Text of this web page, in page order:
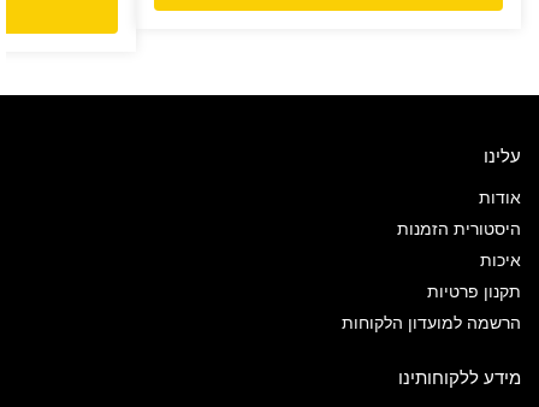
עלינו
אודות
היסטורית הזמנות
איכות
תקנון פרטיות
הרשמה למועדון הלקוחות
מידע ללקוחותינו